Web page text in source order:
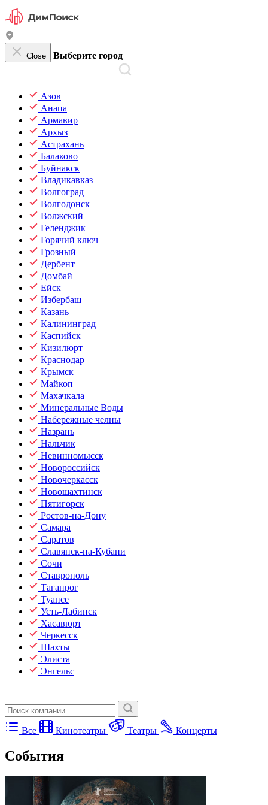
Close Выберите город
Азов
Анапа
Армавир
Архыз
Астрахань
Балаково
Буйнакск
Владикавказ
Волгоград
Волгодонск
Волжский
Геленджик
Горячий ключ
Грозный
Дербент
Домбай
Ейск
Избербаш
Казань
Калининград
Каспийск
Кизилюрт
Краснодар
Крымск
Майкоп
Махачкала
Минеральные Воды
Набережные челны
Назрань
Нальчик
Невинномысск
Новороссийск
Новочеркасск
Новошахтинск
Пятигорск
Ростов-на-Дону
Самара
Саратов
Славянск-на-Кубани
Сочи
Ставрополь
Таганрог
Туапсе
Усть-Лабинск
Хасавюрт
Черкесск
Шахты
Элиста
Энгельс
Все Кинотеатры Театры Концерты
События